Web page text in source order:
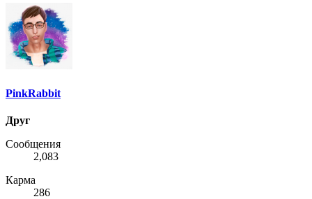
PinkRabbit
Друг
Сообщения
2,083
Карма
286